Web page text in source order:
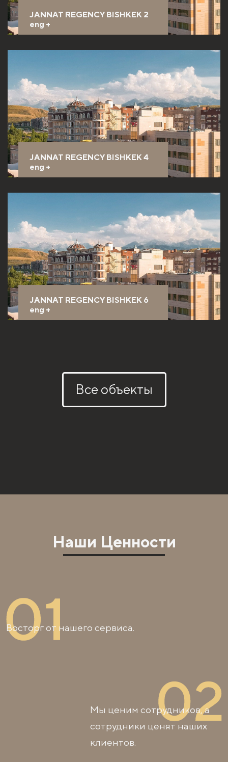
JANNAT REGENCY BISHKEK 2
eng +
JANNAT REGENCY BISHKEK 4
eng +
JANNAT REGENCY BISHKEK 6
eng +
Все объекты
Наши Ценности
Восторг от нашего сервиса.
Мы ценим сотрудников, а
сотрудники ценят наших
клиентов.